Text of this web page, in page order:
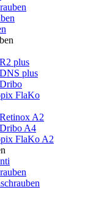
plus
plus
FlaKo
A2
A4
FlaKo A2